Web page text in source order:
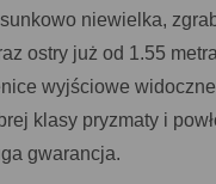
niewielka,
ostry już od 1.55
wyjściowe
klasy pryzmaty i
gwarancja.